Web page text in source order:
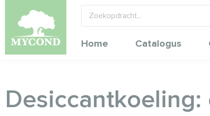
Home Catalogus